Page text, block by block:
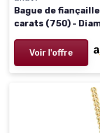
Bague de
carats (750) -
Voir l'offre